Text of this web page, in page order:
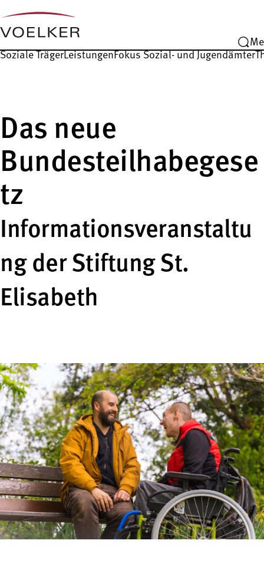
Soziale TrägerLeistungenFokus Sozial- und Jugendämter
Das neue
Bundesteilhabegese
tz
Informationsveranstaltu
ng der Stiftung St.
Elisabeth